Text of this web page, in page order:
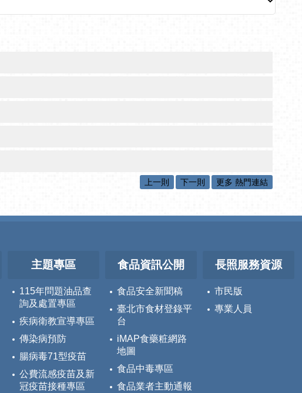
上一則 下一則 更多 熱門連結
主題專區
115年問題油品查
詢及處置專區
疾病衛教宣導專區
傳染病預防
腸病毒71型疫苗
公費流感疫苗及新
冠疫苗接種專區
食品資訊公開
食品安全新聞稿
臺北市食材登錄平
台
iMAP食藥粧網路
地圖
食品中毒專區
食品業者主動通報
長照服務資源
市民版
專業人員